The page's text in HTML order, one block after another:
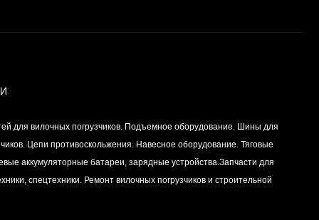
Вкладыш коренной (0,5)
(1шт - 1 половинка) для
двигателей
Цена по
запросу
для вилочных погрузчиков. Подъемное оборудование. Шины для
Цепи противоскольжения. Навесное оборудование. Тяговые
аккумуляторные батареи, зарядные устройства.Запчасти для
спецтехники. Ремонт вилочных погрузчиков и строительной